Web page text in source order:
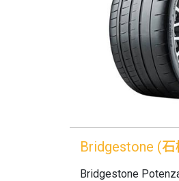
Bridgestone (石
Bridgestone